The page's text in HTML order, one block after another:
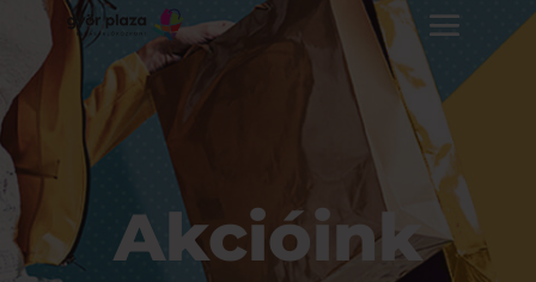
Akcióink